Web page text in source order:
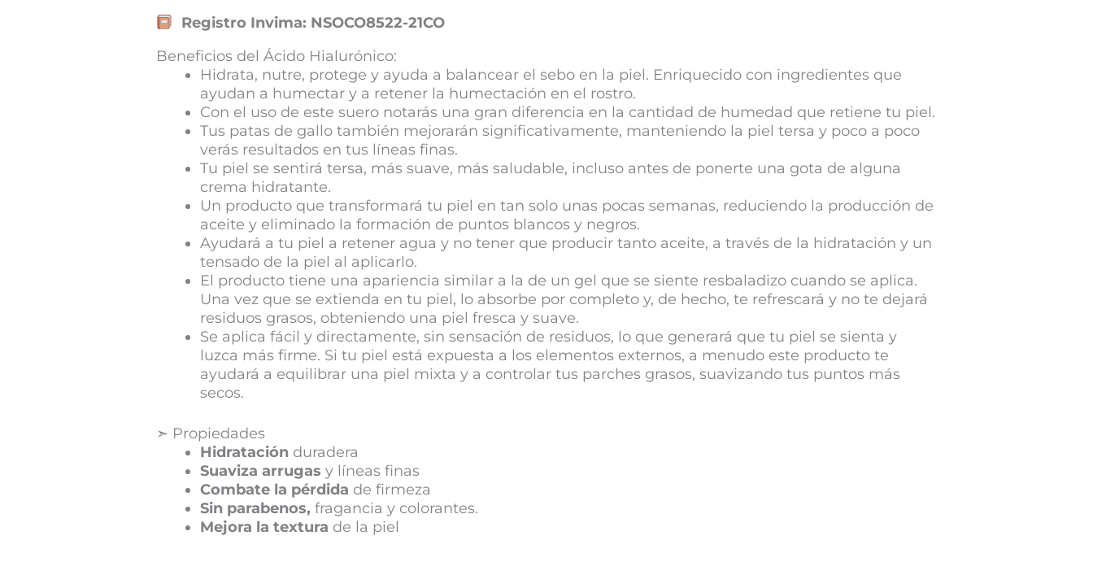
Registro Invima: NSOCO8522-21CO
Beneficios del Ácido Hialurónico:
Hidrata, nutre, protege y ayuda a balancear el sebo en la piel. Enriquecido con ingredientes que
ayudan a humectar y a retener la humectación en el rostro.
Con el uso de este suero notarás una gran diferencia en la cantidad de humedad que retiene tu piel.
Tus patas de gallo también mejorarán significativamente, manteniendo la piel tersa y poco a poco
verás resultados en tus líneas finas.
Tu piel se sentirá tersa, más suave, más saludable, incluso antes de ponerte una gota de alguna
crema hidratante.
Un producto que transformará tu piel en tan solo unas pocas semanas, reduciendo la producción de
aceite y eliminado la formación de puntos blancos y negros.
Ayudará a tu piel a retener agua y no tener que producir tanto aceite, a través de la hidratación y un
tensado de la piel al aplicarlo.
El producto tiene una apariencia similar a la de un gel que se siente resbaladizo cuando se aplica.
Una vez que se extienda en tu piel, lo absorbe por completo y, de hecho, te refrescará y no te dejará
residuos grasos, obteniendo una piel fresca y suave.
Se aplica fácil y directamente, sin sensación de residuos, lo que generará que tu piel se sienta y
luzca más firme. Si tu piel está expuesta a los elementos externos, a menudo este producto te
ayudará a equilibrar una piel mixta y a controlar tus parches grasos, suavizando tus puntos más
secos.
➣ Propiedades
Hidratación duradera
Suaviza arrugas y líneas finas
Combate la pérdida de firmeza
Sin parabenos, fragancia y colorantes.
Mejora la textura de la piel